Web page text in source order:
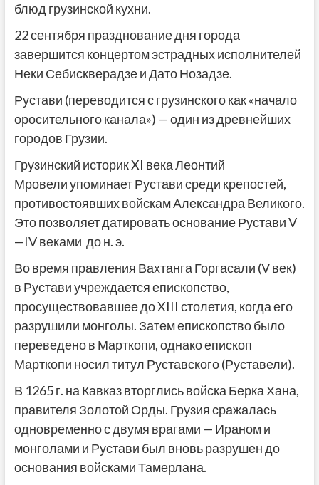
блюд грузинской кухни.
22 сентября празднование дня города
завершится концертом эстрадных исполнителей
Неки Себискверадзе и Дато Нозадзе.
Рустави (переводится с грузинского как «начало
оросительного канала») — один из древнейших
городов Грузии.
Грузинский историк XI века Леонтий
Мровели упоминает Рустави среди крепостей,
противостоявших войскам Александра Великого.
Это позволяет датировать основание Рустави V
—IV веками до н. э.
Во время правления Вахтанга Горгасали (V век)
в Рустави учреждается епископство,
просуществовавшее до XIII столетия, когда его
разрушили монголы. Затем епископство было
переведено в Марткопи, однако епископ
Марткопи носил титул Руставского (Руставели).
В 1265 г. на Кавказ вторглись войска Берка Хана,
правителя Золотой Орды. Грузия сражалась
одновременно с двумя врагами — Ираном и
монголами и Рустави был вновь разрушен до
основания войсками Тамерлана.